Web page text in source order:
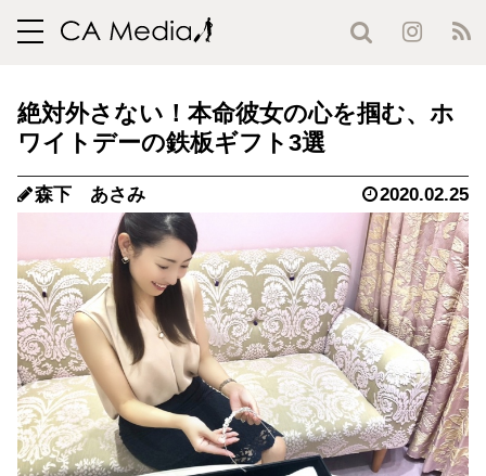
toggle
絶対外さない！本命彼女の心を掴む、ホ
ワイトデーの鉄板ギフト3選
森下 あさみ 2020.02.25